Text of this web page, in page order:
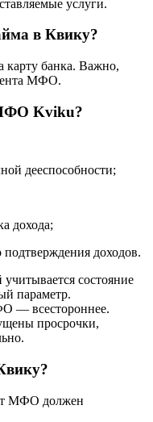
услуги.
в Квику?
банка. Важно,
МФО.
Kviku?
дееспособности;
дохода;
доходов.
учитывается состояние
параметр.
— всестороннее.
просрочки,
МФО должен